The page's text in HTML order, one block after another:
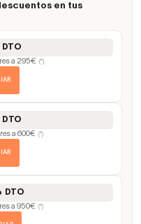
en tus
a 295€ (*)
a 600€ (*)
DTO
a 950€ (*)